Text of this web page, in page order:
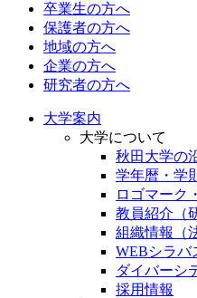
卒業生の方へ
保護者の方へ
地域の方へ
企業の方へ
研究者の方へ
大学案内
大学について
秋田大学の
学年暦・学
ロゴマーク
教員紹介（
組織情報（
WEBシラバ
ダイバーシ
採用情報